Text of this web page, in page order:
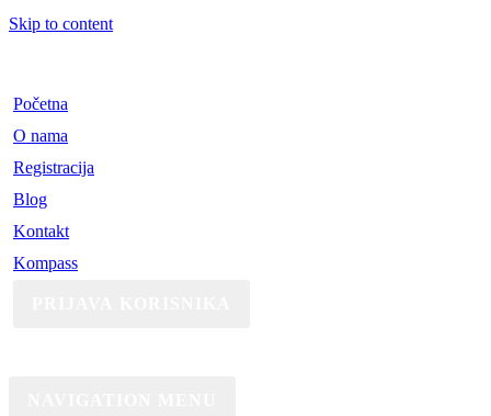
Skip to content
Početna
O nama
Registracija
Blog
Kontakt
Kompass